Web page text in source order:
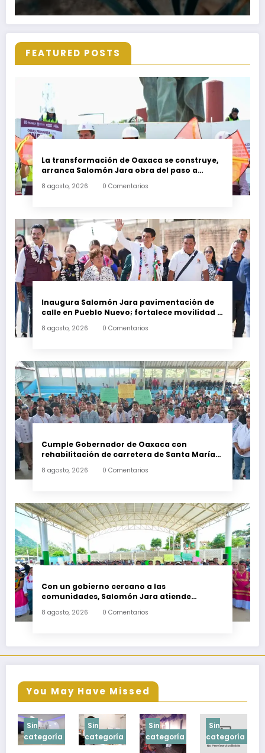
FEATURED POSTS
La transformación de Oaxaca se construye,
arranca Salomón Jara obra del paso a
kilómetro 184 + 300
8 agosto, 2026 0 Comentarios
Inaugura Salomón Jara pavimentación de
calle en Pueblo Nuevo; fortalece movilidad y
8 agosto, 2026 0 Comentarios
Cumple Gobernador de Oaxaca con
rehabilitación de carretera de Santa María
8 agosto, 2026 0 Comentarios
Con un gobierno cercano a las
comunidades, Salomón Jara atiende
Tenango
8 agosto, 2026 0 Comentarios
You May Have Missed
Sin
categoría
Sin
categoría
Sin
categoría
Sin
categoría